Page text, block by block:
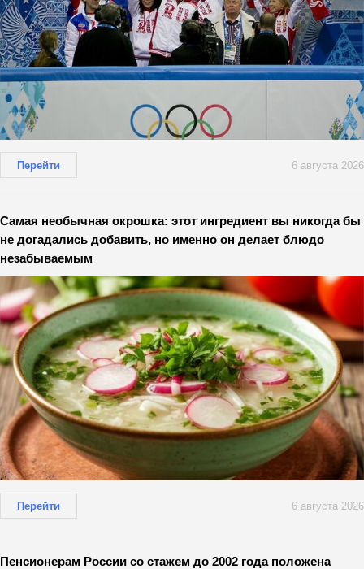
Перейти 6 августа 2026
Самая необычная окрошка: этот ингредиент вы никогда бы
не догадались добавить, но именно он делает блюдо
незабываемым
Перейти 6 августа 2026
Пенсионерам России со стажем до 2002 года положена